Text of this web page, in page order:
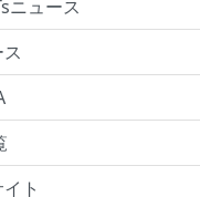
ニュース
ト